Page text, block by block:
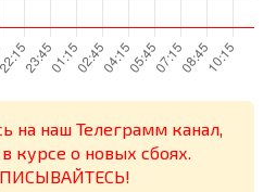
на наш Телеграмм канал,
курсе о новых сбоях.